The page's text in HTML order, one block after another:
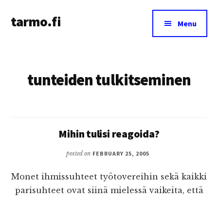
main
menu
tarmo.fi
education,
Menu
tunteiden tulkitseminen
Mihin tulisi reagoida?
posted on FEBRUARY 25, 2005
Monet ihmissuhteet työtovereihin sekä kaikki
parisuhteet ovat siinä mielessä vaikeita, että